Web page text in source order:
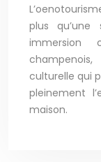
plus
immersion
culturelle qui
pleinement
maison.